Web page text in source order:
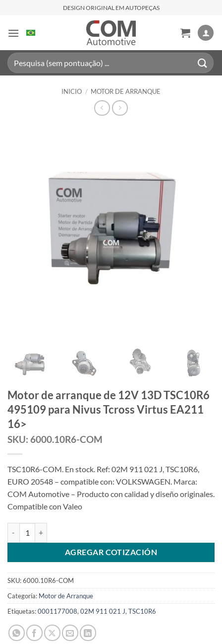
contenido
DESIGN ORIGINAL EM AUTOPEÇAS
Buscar
por:
INICIO / MOTOR DE ARRANQUE
Motor de arranque de 12V 13D TSC10R6
495109 para Nivus Tcross Virtus EA211
16>
SKU: 6000.10R6-COM
TSC10R6-COM. En stock. Ref: 02M 911 021 J, TSC10R6,
EURO 20548 – compatible con: VOLKSWAGEN. Marca:
COM Automotive – Producto con calidad y diseño originales.
Compatible con Valeo
AGREGAR COTIZACIÓN
SKU:6000.10R6-COM
Categoría: Motor de Arranque
Etiquetas:0001177008, 02M 911 021 J, TSC10R6